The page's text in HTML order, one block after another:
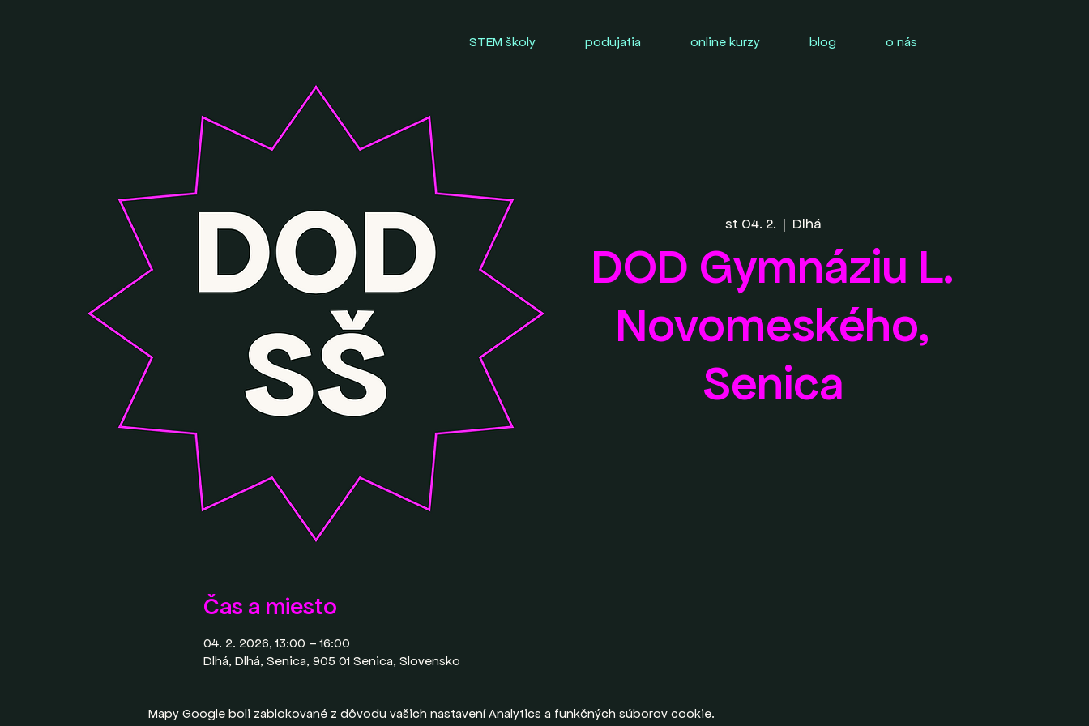
STEM školy podujatia online kurzy blog o nás
st 04. 2.
  |
Dlhá
DOD Gymnáziu L.
Novomeského,
Senica
Čas a miesto
04. 2. 2026, 13:00 – 16:00
Dlhá, Dlhá, Senica, 905 01 Senica, Slovensko
Mapy Google boli zablokované z dôvodu vašich nastavení Analytics a funkčných súborov cookie.